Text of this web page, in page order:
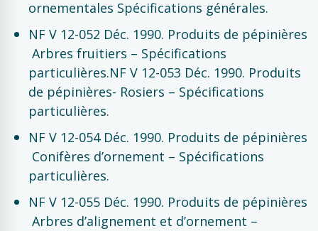
ornementales Spécifications générales.
NF V 12-052 Déc. 1990. Produits de pépinières
 Arbres fruitiers – Spécifications
particulières.NF V 12-053 Déc. 1990. Produits
de pépinières- Rosiers – Spécifications
particulières.
NF V 12-054 Déc. 1990. Produits de pépinières
 Conifères d’ornement – Spécifications
particulières.
NF V 12-055 Déc. 1990. Produits de pépinières
 Arbres d’alignement et d’ornement –